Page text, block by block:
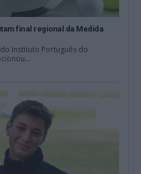
final regional da Medida
Instituto Português do